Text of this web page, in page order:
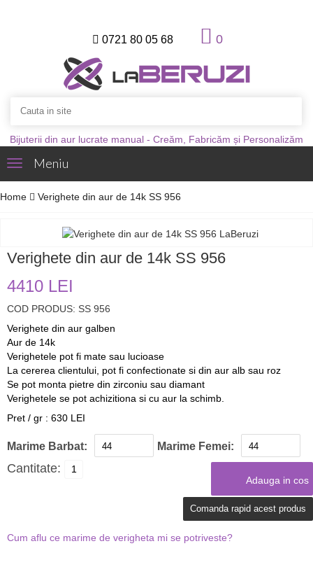
0721 80 05 68 0
Bijuterii din aur lucrate manual - Creăm, Fabricăm și Personalizăm
ToggleMeniu
Home Verighete din aur de 14k SS 956
Verighete din aur de 14k SS 956
4410 LEI
COD PRODUS: SS 956
Verighete din aur galben
Aur de 14k
Verighetele pot fi mate sau lucioase
La cererea clientului, pot fi confectionate si din aur alb sau roz
Se pot monta pietre din zirconiu sau diamant
Verighetele se pot achizitiona si cu aur la schimb.
Pret / gr : 630 LEI
Marime Barbat: Marime Femei:
Cantitate:
Comanda rapid acest produs
Cum aflu ce marime de verigheta mi se potriveste?